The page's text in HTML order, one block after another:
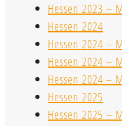
Hessen 2023 –
Hessen 2024
Hessen 2024 –
Hessen 2024 –
Hessen 2024 –
Hessen 2025
Hessen 2025 –